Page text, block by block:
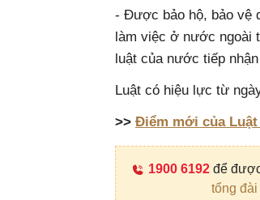
- Được bảo hộ, bảo vệ
làm việc ở nước ngoài
luật của nước tiếp
Luật có hiệu lực từ
>> Điểm mới của
1900 6192 để
tổng đài